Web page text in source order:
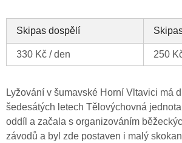
Skipas dospělí
330 Kč / den 250
Lyžování v šumavské Horní Vltavici má
šedesátých letech Tělovýchovná
oddíl a začala s organizováním
závodů a byl zde postaven i malý